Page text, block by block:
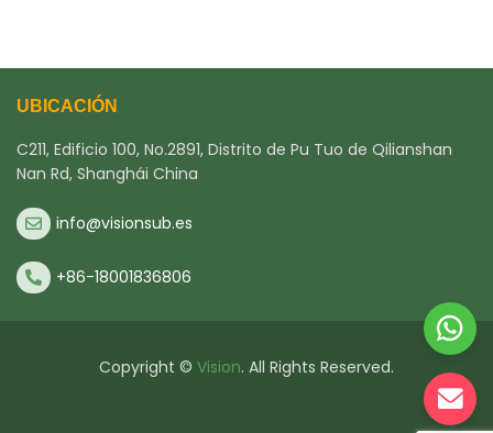
UBICACIÓN
C211, Edificio 100, No.2891, Distrito de Pu Tuo de Qilianshan
Nan Rd, Shanghái China
info@visionsub.es
+86-18001836806
Copyright © Vision. All Rights Reserved.